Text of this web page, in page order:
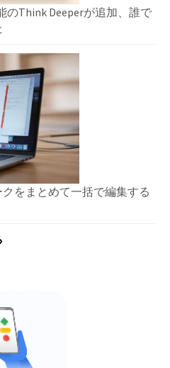
のThink Deeperが追加、誰で
をまとめて一括で編集する